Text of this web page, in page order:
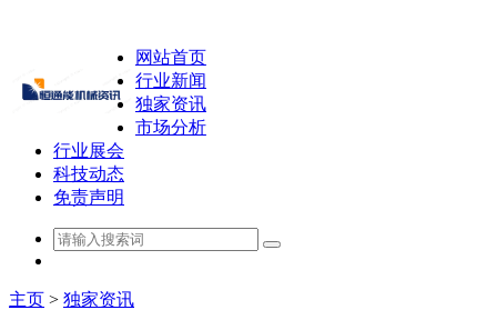
网站首页
行业新闻
独家资讯
市场分析
行业展会
科技动态
免责声明
主页 > 独家资讯